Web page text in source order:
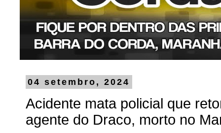
04 setembro, 2024
Acidente mata policial que
agente do Draco, morto no